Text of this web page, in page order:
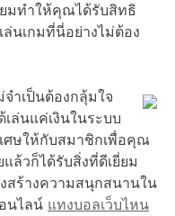
มทำให้คุณได้รับสิทธิ
ล่นเกมที่นี่อย่างไม่ต้อง
ำเป็นต้องกลุ้มใจ
ล่นแค่เงินในระบบ
ศษให้กับสมาชิกเพื่อคุณ
ล้วก็ได้รับสิ่งที่ดีเยี่ยม
สร้างความสนุกสนานใน
นไลน์ แทงบอลเว็บไหน